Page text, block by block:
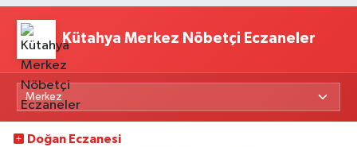
Kütahya Merkez Nöbetçi Eczaneler
Doğan Eczanesi